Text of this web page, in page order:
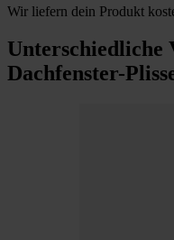
Wir liefern dein Produkt
Unterschiedliche
Dachfenster-